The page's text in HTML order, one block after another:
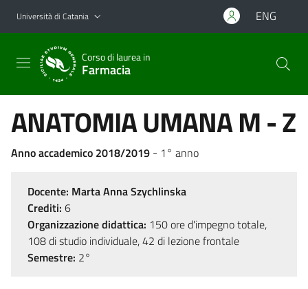
Vai al contenuto principale
Vai al menu di navigazione
Università di Catania ENG
Corso di laurea in
Farmacia
ANATOMIA UMANA M - Z
Anno accademico 2018/2019 - 1° anno
Docente: Marta Anna Szychlinska
Crediti: 6
Organizzazione didattica: 150 ore d'impegno totale,
108 di studio individuale, 42 di lezione frontale
Semestre: 2°